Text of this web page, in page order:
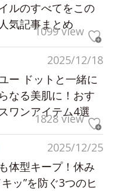
ルのすべてをこの
気記事まとめ
1099 view
2025/12/18
ー ドットと一緒に
なる美肌に！おす
ワンアイテム4選
1828 view
2025/12/25
体型キープ！休み
ッ”を防ぐ3つのヒ